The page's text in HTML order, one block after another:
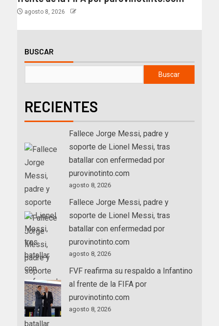
agosto 8, 2026
BUSCAR
Buscar
RECIENTES
Fallece Jorge Messi, padre y
soporte de Lionel Messi, tras
batallar con enfermedad por
purovinotinto.com
agosto 8, 2026
Fallece Jorge Messi, padre y
soporte de Lionel Messi, tras
batallar con enfermedad por
purovinotinto.com
agosto 8, 2026
FVF reafirma su respaldo a Infantino
al frente de la FIFA por
purovinotinto.com
agosto 8, 2026